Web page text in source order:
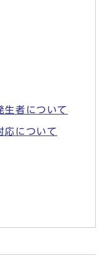
生者について
応について